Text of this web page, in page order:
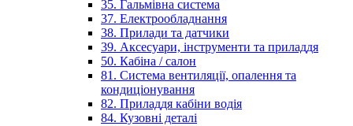
35. Гальмівна система
37. Електрообладнання
38. Прилади та датчики
39. Аксесуари, інструменти та приладдя
50. Кабіна / салон
81. Система вентиляції, опалення та
кондиціонування
82. Приладдя кабіни водія
84. Кузовні деталі